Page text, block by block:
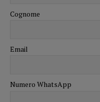
Cognome
Email
Numero WhatsApp